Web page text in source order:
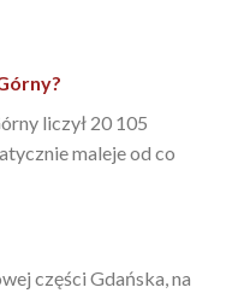
liczył 20 105
maleje od co
części Gdańska, na